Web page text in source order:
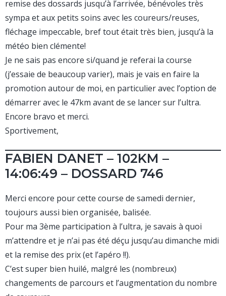
remise des dossards jusqu’à l’arrivée, bénévoles très
sympa et aux petits soins avec les coureurs/reuses,
fléchage impeccable, bref tout était très bien, jusqu’à la
météo bien clémente!
Je ne sais pas encore si/quand je referai la course
(j’essaie de beaucoup varier), mais je vais en faire la
promotion autour de moi, en particulier avec l’option de
démarrer avec le 47km avant de se lancer sur l’ultra.
Encore bravo et merci.
Sportivement,
FABIEN DANET – 102KM –
14:06:49 – DOSSARD 746
Merci encore pour cette course de samedi dernier,
toujours aussi bien organisée, balisée.
Pour ma 3ème participation à l’ultra, je savais à quoi
m’attendre et je n’ai pas été déçu jusqu’au dimanche midi
et la remise des prix (et l’apéro !!).
C’est super bien huilé, malgré les (nombreux)
changements de parcours et l’augmentation du nombre